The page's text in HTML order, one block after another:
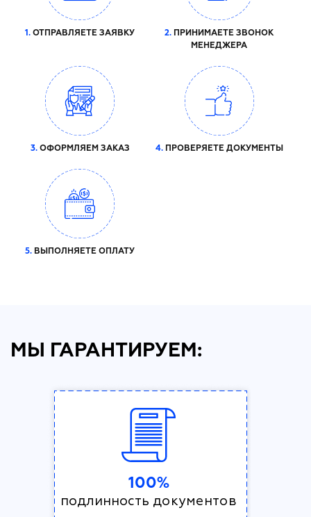
1. ОТПРАВЛЯЕТЕ ЗАЯВКУ 2. ПРИНИМАЕТЕ ЗВОНОК
МЕНЕДЖЕРА
3.ОФОРМЛЯЕМ ЗАКАЗ 4.ПРОВЕРЯЕТЕ ДОКУМЕНТЫ
5. ВЫПОЛНЯЕТЕ ОПЛАТУ
МЫ ГАРАНТИРУЕМ:
100%
подлинность документов